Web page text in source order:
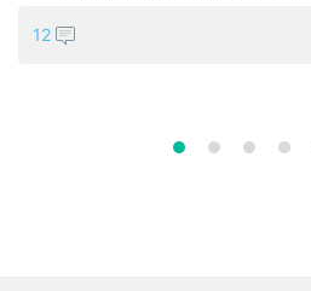
12